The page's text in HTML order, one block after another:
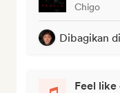
Chigo
Dibagikan
Feel